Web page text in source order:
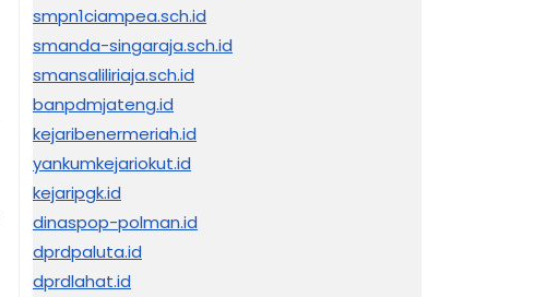
smpn1ciampea.sch.id
smanda-singaraja.sch.id
smansaliliriaja.sch.id
banpdmjateng.id
kejaribenermeriah.id
yankumkejariokut.id
kejaripgk.id
dinaspop-polman.id
dprdpaluta.id
dprdlahat.id